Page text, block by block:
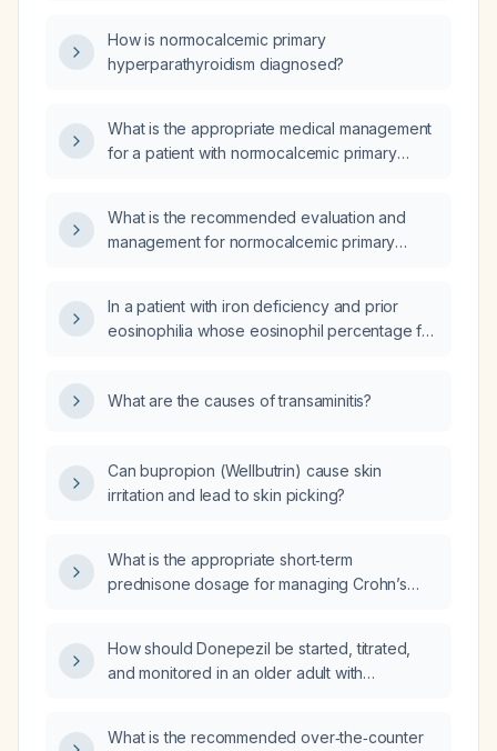
parathyroidectomy be performed to prevent
renal complications?
How is normocalcemic primary
hyperparathyroidism diagnosed?
What is the appropriate medical management
for a patient with normocalcemic primary
What is the recommended evaluation and
management for normocalcemic primary
In a patient with iron deficiency and prior
eosinophilia whose eosinophil percentage fell
what is the most likely etiology and what
What are the causes of transaminitis?
Can bupropion (Wellbutrin) cause skin
irritation and lead to skin picking?
What is the appropriate short‑term
prednisone dosage for managing Crohn’s
follow‑up?
How should Donepezil be started, titrated,
and monitored in an older adult with
What is the recommended over‑the‑counter